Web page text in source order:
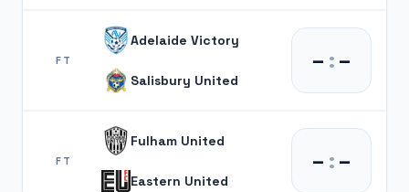
FT
Adelaide Victory
Salisbury United
– :–
FT
Fulham United
Eastern United
– :–